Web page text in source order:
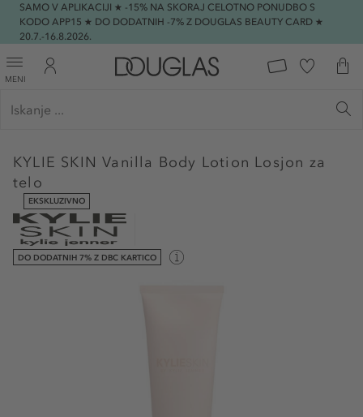
SAMO V APLIKACIJI ★ -15% NA SKORAJ CELOTNO PONUDBO S
KODO APP15 ★ DO DODATNIH -7% Z DOUGLAS BEAUTY CARD ★
20.7.-16.8.2026.
MENI
KYLIE SKINVanilla Body Lotion Losjon za
telo
EKSKLUZIVNO
DO DODATNIH 7% Z DBC KARTICO